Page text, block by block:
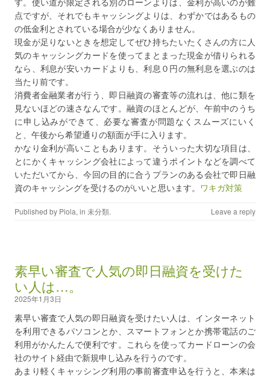
点ですが、それでもキャッシングよりは、わずかではあるもの
の低金利とされている場合が少なくありません。
現金が足りないときを想定してぜひ持ちたいたくさんの方に人
気のキャッシングカードを使ってまとまった現金が借りられる
なら、利息が安いカードよりも、利息０円の無利息を選ぶのは
当たり前です。
消費者金融業者が行う、即日融資の審査等の流れは、他に類を
見ないほどの速さなんです。融資のほとんどが、午前中のうち
に申し込みができて、必要な審査が問題なくスムーズにいく
と、午後から希望通りの額面が手に入ります。
かなり金利が高いこともあります。そういった大切な項目は、
とにかくキャッシング会社によって違うポイントなどを調べて
いただいてから、今回の目的に合うプランのある会社で即日融
資のキャッシングを受けるのがいいと思います。 ワキガ対策
Published by Piola, in 未分類. Leave a reply
素早い審査で人気の即日融資を受けた
い人は…。
2025年1月3日
素早い審査で人気の即日融資を受けたい人は、インターネット
を利用できるパソコンとか、スマートフォンとか携帯電話のご
利用がかんたんで便利です。これらを使ってカードローンの会
社のサイト経由で新規申し込みを行うのです。
あまり軽くキャッシング利用の事前審査申込を行うと、本来は